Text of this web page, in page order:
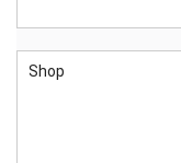
Shop